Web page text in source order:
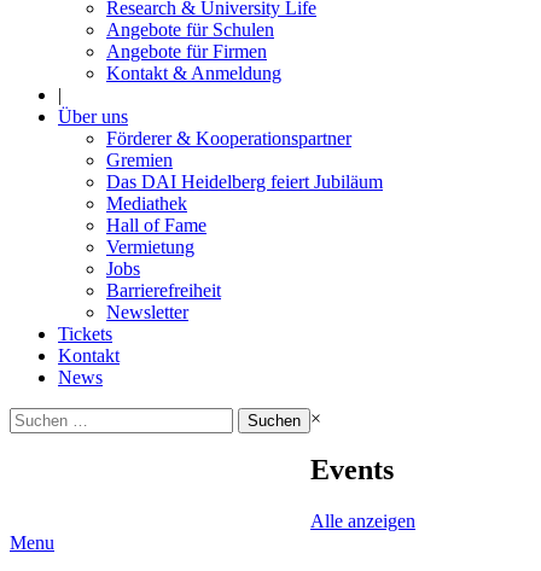
Research & University Life
Angebote für Schulen
Angebote für Firmen
Kontakt & Anmeldung
|
Über uns
Förderer & Kooperationspartner
Gremien
Das DAI Heidelberg feiert Jubiläum
Mediathek
Hall of Fame
Vermietung
Jobs
Barrierefreiheit
Newsletter
Tickets
Kontakt
News
Suchen
nach:
×
Events
Alle anzeigen
Menu